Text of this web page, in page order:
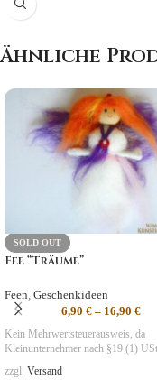
Ähnliche
SOLD OUT
Fee “Träume”
Feen, Geschenkideen
6,90 € – 16,90 €
Kein Mehrwertsteuerausweis, da
Kleinunternehmer nach §19 (1)
zzgl. Versand